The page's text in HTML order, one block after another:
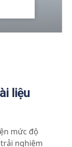
liệu
mức độ
nghiệm